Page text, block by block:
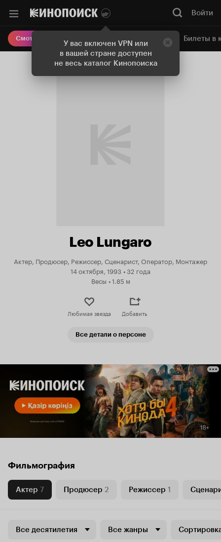
У вас включен VPN или
в вашей стране доступен
не весь каталог Кинопоиска
Войти
Смотреть кино Онлайн-кинотеатр Билеты в
Leo Lungaro
Актер, Продюсер, Режиссер, Сценарист, Оператор, Монтажер
14 октября, 1993 •32 года
Весы •1.85 м
Любимая звезда Добавить
Все детали о персоне
Фильмография
Актер 7 Продюсер 2 Режиссер 1
Все десятилетия Все жанры